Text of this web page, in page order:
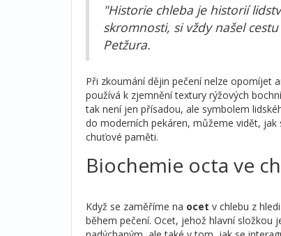
"Historie chleba je historií
skromnosti, si vždy našel
Petžura.
Při zkoumání dějin pečení nelze opomíjet
používá k zjemnění textury rýžových
tak není jen přísadou, ale symbolem
do moderních pekáren, můžeme vidět,
chuťové paměti.
Biochemie octa ve
Když se zaměříme na ocet v chlebu z
během pečení. Ocet, jehož hlavní složkou